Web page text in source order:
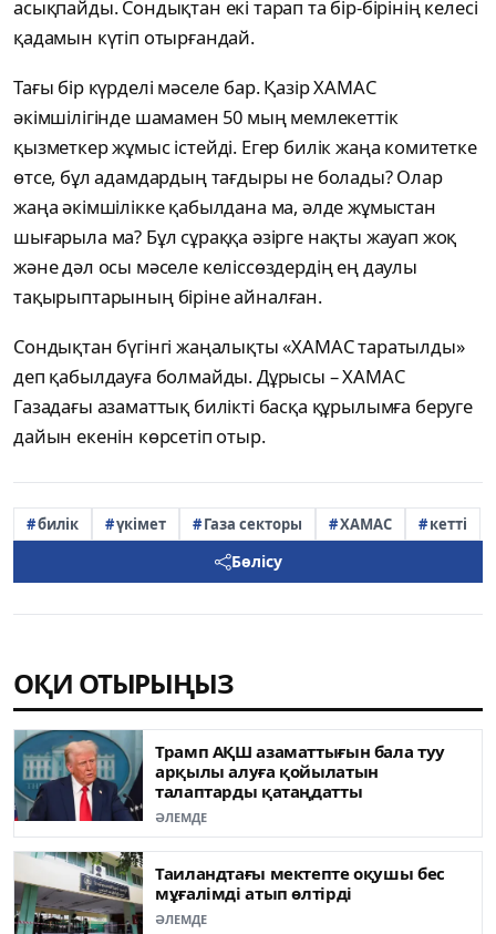
асықпайды. Сондықтан екі тарап та бір-бірінің келесі
қадамын күтіп отырғандай.
Тағы бір күрделі мәселе бар. Қазір ХАМАС
әкімшілігінде шамамен 50 мың мемлекеттік
қызметкер жұмыс істейді. Егер билік жаңа комитетке
өтсе, бұл адамдардың тағдыры не болады? Олар
жаңа әкімшілікке қабылдана ма, әлде жұмыстан
шығарыла ма? Бұл сұраққа әзірге нақты жауап жоқ
және дәл осы мәселе келіссөздердің ең даулы
тақырыптарының біріне айналған.
Сондықтан бүгінгі жаңалықты «ХАМАС таратылды»
деп қабылдауға болмайды. Дұрысы – ХАМАС
Газадағы азаматтық билікті басқа құрылымға беруге
дайын екенін көрсетіп отыр.
билік үкімет Газа секторы ХАМАС кетті
Бөлісу
ОҚИ ОТЫРЫҢЫЗ
Трамп АҚШ азаматтығын бала туу
арқылы алуға қойылатын
талаптарды қатаңдатты
ӘЛЕМДЕ
Таиландтағы мектепте оқушы бес
мұғалімді атып өлтірді
ӘЛЕМДЕ